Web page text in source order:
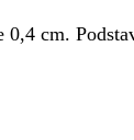
cm.